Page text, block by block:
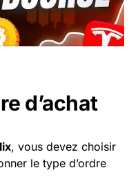
d’achat
, vous devez choisir
le type d’ordre